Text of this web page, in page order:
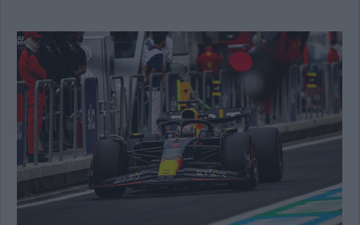
VERSENYNAPTÁRAK